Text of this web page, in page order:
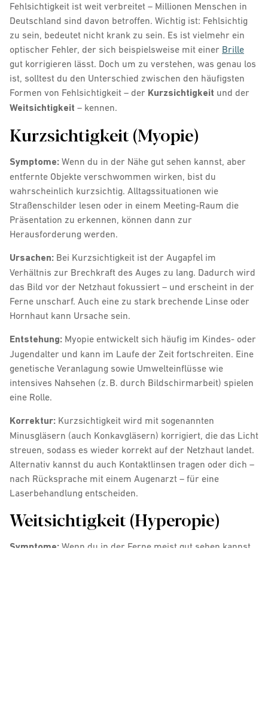
Fehlsichtigkeit ist weit verbreitet – Millionen Menschen in
Deutschland sind davon betroffen. Wichtig ist: Fehlsichtig
zu sein, bedeutet nicht krank zu sein. Es ist vielmehr ein
optischer Fehler, der sich beispielsweise mit einer Brille
gut korrigieren lässt. Doch um zu verstehen, was genau los
ist, solltest du den Unterschied zwischen den häufigsten
Formen von Fehlsichtigkeit – der Kurzsichtigkeit und der
Weitsichtigkeit – kennen.
Kurzsichtigkeit (Myopie)
Symptome: Wenn du in der Nähe gut sehen kannst, aber
entfernte Objekte verschwommen wirken, bist du
wahrscheinlich kurzsichtig. Alltagssituationen wie
Straßenschilder lesen oder in einem Meeting-Raum die
Präsentation zu erkennen, können dann zur
Herausforderung werden.
Ursachen: Bei Kurzsichtigkeit ist der Augapfel im
Verhältnis zur Brechkraft des Auges zu lang. Dadurch wird
das Bild vor der Netzhaut fokussiert – und erscheint in der
Ferne unscharf. Auch eine zu stark brechende Linse oder
Hornhaut kann Ursache sein.
Entstehung: Myopie entwickelt sich häufig im Kindes- oder
Jugendalter und kann im Laufe der Zeit fortschreiten. Eine
genetische Veranlagung sowie Umwelteinflüsse wie
intensives Nahsehen (z. B. durch Bildschirmarbeit) spielen
eine Rolle.
Korrektur: Kurzsichtigkeit wird mit sogenannten
Minusgläsern (auch Konkavgläsern) korrigiert, die das Licht
streuen, sodass es wieder korrekt auf der Netzhaut landet.
Alternativ kannst du auch Kontaktlinsen tragen oder dich –
nach Rücksprache mit einem Augenarzt – für eine
Laserbehandlung entscheiden.
Weitsichtigkeit (Hyperopie)
Symptome: Wenn du in der Ferne meist gut sehen kannst,